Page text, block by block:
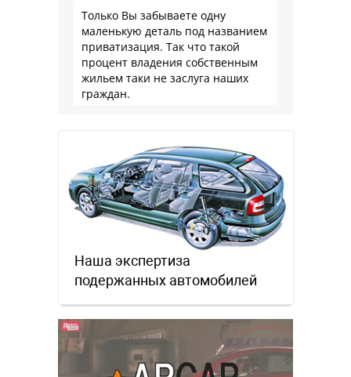
Только Вы забываете одну
маленькую деталь под названием
приватизация. Так что такой
процент владения собственным
жильем таки не заслуга наших
граждан.
Наша экспертиза
подержанных автомобилей